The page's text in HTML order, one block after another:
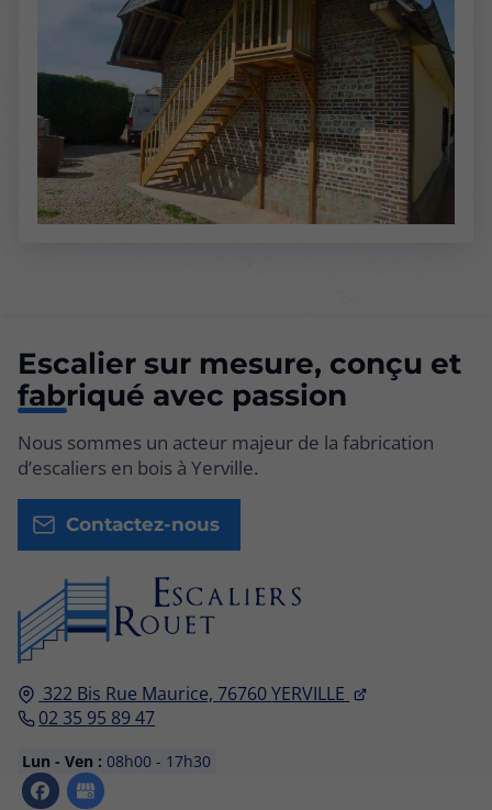
322 Bis Rue Maurice, 76760YERVILLE
02 35 95 89 47
Lun - Ven : 08h00 - 17h30
Escalier sur mesure, conçu et
fabriqué avec passion
Nous sommes un acteur majeur de la fabrication
d’escaliers en bois à Yerville.
Contactez-nous